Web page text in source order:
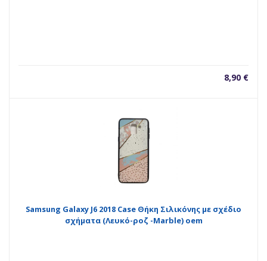
8,90 €
Samsung Galaxy J6 2018 Case Θήκη Σιλικόνης με σχέδιο
σχήματα (Λευκό-ροζ -Marble) oem